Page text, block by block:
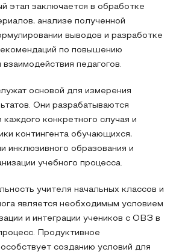
этап заключается в обработке
анализе полученной
выводов и разработке
по повышению
педагогов.
основой для измерения
Они разрабатываются
каждого конкретного случая и
контингента обучающихся,
инклюзивного образования и
учебного процесса.
учителя начальных классов и
является необходимым условием
и интеграции учеников с ОВЗ в
Продуктивное
созданию условий для